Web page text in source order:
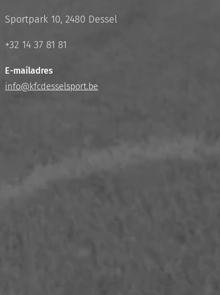
Sportpark 10, 2480 Dessel
+32 14 37 81 81
E-mailadres
info@kfcdesselsport.be